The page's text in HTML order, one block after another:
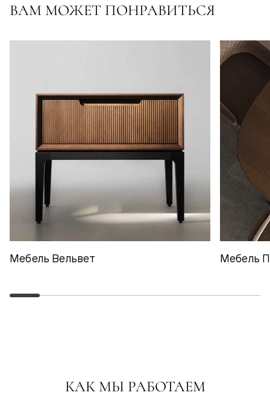
ВАМ МОЖЕТ ПОНРАВИТЬСЯ
Мебель Вельвет Мебель
КАК МЫ РАБОТАЕМ